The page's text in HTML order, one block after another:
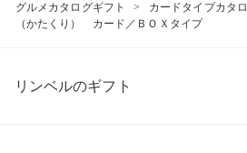
グルメカタログギフト
カードタイプカ
（かたくり） カード／ＢＯＸタイプ
リンベルのギフト